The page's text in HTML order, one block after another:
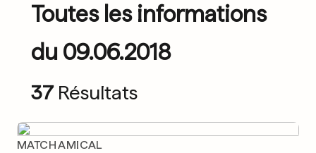
Toutes les informations
du 09.06.2018
37 Résultats
MATCH AMICAL